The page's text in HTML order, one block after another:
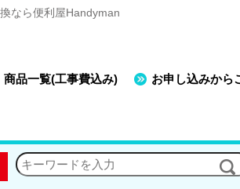
なら便利屋Handyman
商品一覧(工事費込み) お申し込みから